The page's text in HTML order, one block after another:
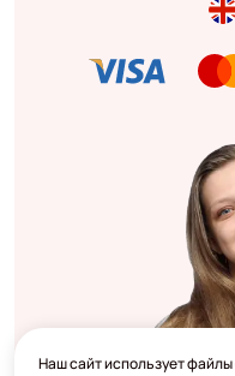
Наш сайт использует